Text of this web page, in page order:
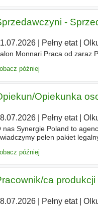
-
| Pełny etat|
Monnari Praca od zaraz
później
Opiekunka
| Pełny etat|
nas Synergie Poland to
pełen pakiet
później
ca produkcji
| Pełny etat|